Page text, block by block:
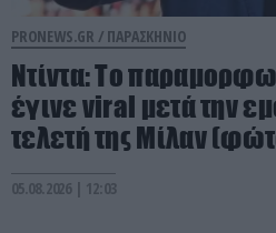
PRONEWS.GR / ΠΑΡΑΣΚΗΝΙΟ
Ντίντα: Το
έγινε viral μετά την
τελετή της Μίλαν
05.08.2026 | 12:03